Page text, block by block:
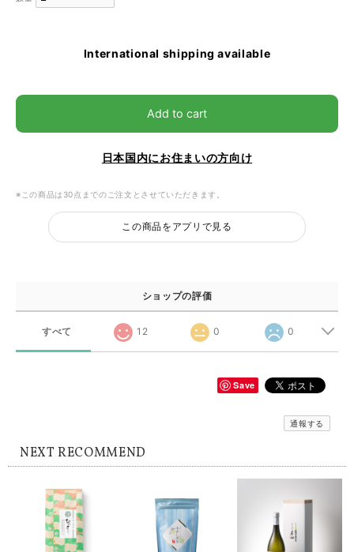
International shipping available
Add to cart
日本国内にお住まいの方向け
※この商品は30点までのご注文とさせていただきます。
この商品をアプリで見る
ショップの評価
すべて 12 0 0
Save
通報する
NEXT RECOMMEND